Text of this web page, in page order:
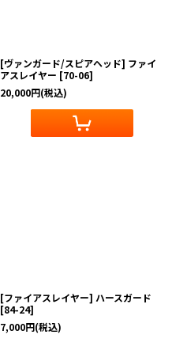
[ヴァンガード/スピアヘッド] ファイ
アスレイヤー [70-06]
20,000円(税込)
[ファイアスレイヤー] ハースガード
[84-24]
7,000円(税込)